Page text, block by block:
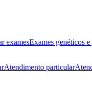
examesExames genéticos
Atendimento particular